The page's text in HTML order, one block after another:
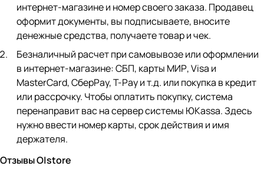
интернет-магазине и номер своего заказа. Продавец
оформит документы, вы подписываете, вносите
денежные средства, получаете товар и чек.
Безналичный расчет при самовывозе или оформлении
в интернет-магазине: СБП, карты МИР, Visa и
MasterCard, СберPay, Т-Pay и т.д. или покупка в кредит
или рассрочку. Чтобы оплатить покупку, система
перенаправит вас на сервер системы ЮKassa. Здесь
нужно ввести номер карты, срок действия и имя
держателя.
Отзывы O|store